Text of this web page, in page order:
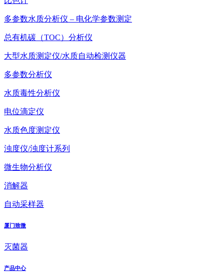
多参数水质分析仪 – 电化学参数测定
总有机碳（TOC）分析仪
大型水质测定仪/水质自动检测仪器
多参数分析仪
水质毒性分析仪
电位滴定仪
水质色度测定仪
浊度仪/浊度计系列
微生物分析仪
消解器
自动采样器
厦门致微
灭菌器
产品中心